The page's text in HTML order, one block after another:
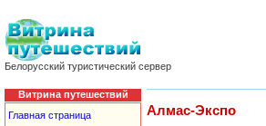
Белорусский туристический сервер
Витрина путешествий
Главная страница
Алмас-Экспо